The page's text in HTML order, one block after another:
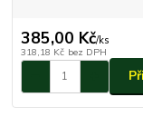
385,00 Kč/ks
318,18 Kč bez DPH